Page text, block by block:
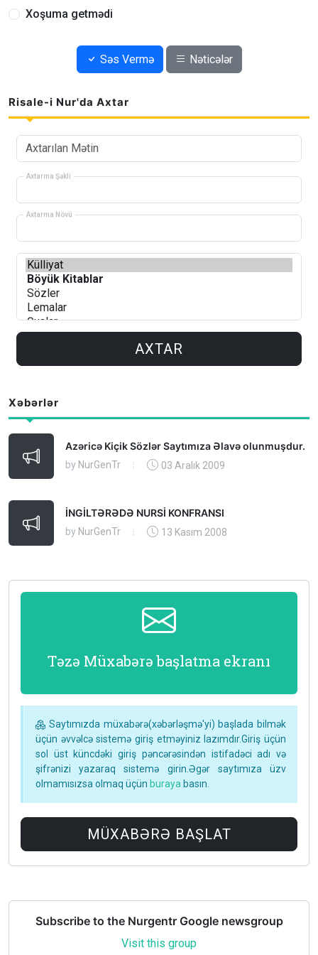
Xoşuma getmədi
Səs Vermə Nəticələr
Risale-i Nur'da Axtar
Axtarma Şəkli
Axtarma Növü
AXTAR
Xəbərlər
Azəricə Kiçik Sözlər Saytımıza Əlavə olunmuşdur.
by NurGenTr 03 Aralık 2009
İNGİLTƏRƏDƏ NURSİ KONFRANSI
by NurGenTr 13 Kasım 2008
Təzə Müxabərə başlatma ekranı
Saytımızda müxabərə(xəbərləşmə'yi) başlada bilmək
üçün əvvəlcə sistemə giriş etməyiniz lazımdır.Giriş üçün
sol üst küncdəki giriş pəncərəsindən istifadəci adı və
şifrənizi yazaraq sistemə girin.Əgər saytımıza üzv
olmamısızsa olmaq üçün buraya basın.
MÜXABƏRƏ BAŞLAT
Subscribe to the Nurgentr Google newsgroup
Visit this group